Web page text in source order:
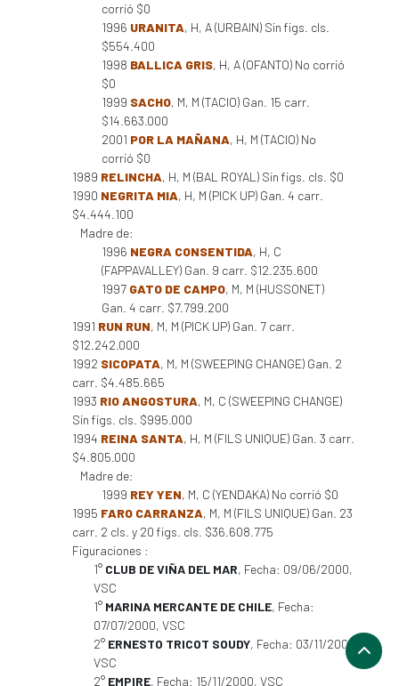
corrió $0
1996 URANITA, H, A (URBAIN) Sin figs. cls.
$554.400
1998 BALLICA GRIS, H, A (OFANTO) No corrió
$0
1999 SACHO, M, M (TACIO) Gan. 15 carr.
$14.663.000
2001 POR LA MAÑANA, H, M (TACIO) No
corrió $0
1989 RELINCHA, H, M (BAL ROYAL) Sin figs. cls. $0
1990 NEGRITA MIA, H, M (PICK UP) Gan. 4 carr.
$4.444.100
Madre de:
1996 NEGRA CONSENTIDA, H, C
(FAPPAVALLEY) Gan. 9 carr. $12.235.600
1997 GATO DE CAMPO, M, M (HUSSONET)
Gan. 4 carr. $7.799.200
1991 RUN RUN, M, M (PICK UP) Gan. 7 carr.
$12.242.000
1992 SICOPATA, M, M (SWEEPING CHANGE) Gan. 2
carr. $4.485.665
1993 RIO ANGOSTURA, M, C (SWEEPING CHANGE)
Sin figs. cls. $995.000
1994 REINA SANTA, H, M (FILS UNIQUE) Gan. 3 carr.
$4.805.000
Madre de:
1999 REY YEN, M, C (YENDAKA) No corrió $0
1995 FARO CARRANZA, M, M (FILS UNIQUE) Gan. 23
carr. 2 cls. y 20 figs. cls. $36.608.775
Figuraciones :
1° CLUB DE VIÑA DEL MAR, Fecha: 09/06/2000,
VSC
1° MARINA MERCANTE DE CHILE, Fecha:
07/07/2000, VSC
2° ERNESTO TRICOT SOUDY, Fecha: 03/11/2000,
VSC
2° EMPIRE, Fecha: 15/11/2000, VSC